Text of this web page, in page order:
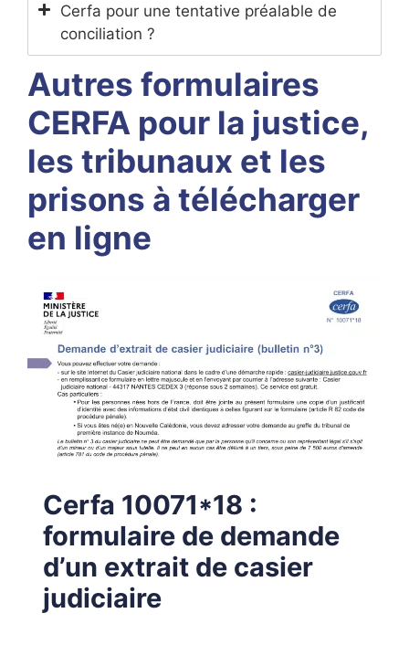
Cerfa pour une tentative préalable de
conciliation ?
Autres formulaires
CERFA pour la justice,
les tribunaux et les
prisons à télécharger
en ligne
Cerfa 10071*18 :
formulaire de demande
d’un extrait de casier
judiciaire